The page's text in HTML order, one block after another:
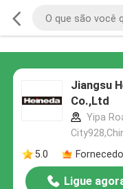
Jiangsu
Co.,Ltd
Yipa
5.0
Ligue